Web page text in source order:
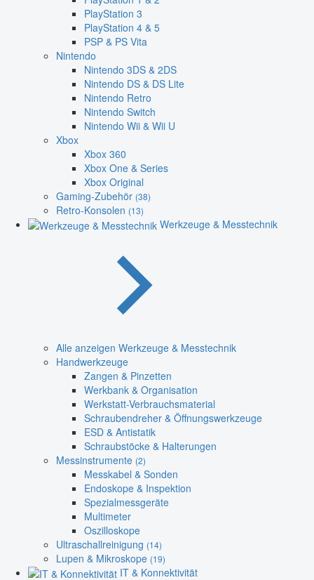
PlayStation 3
PlayStation 4 & 5
PSP & PS Vita
Nintendo
Nintendo 3DS & 2DS
Nintendo DS & DS Lite
Nintendo Retro
Nintendo Switch
Nintendo Wii & Wii U
Xbox
Xbox 360
Xbox One & Series
Xbox Original
Gaming-Zubehör (38)
Retro-Konsolen (13)
Werkzeuge & Messtechnik
Alle anzeigen Werkzeuge & Messtechnik
Handwerkzeuge
Zangen & Pinzetten
Werkbank & Organisation
Werkstatt-Verbrauchsmaterial
Schraubendreher & Öffnungswerkzeuge
ESD & Antistatik
Schraubstöcke & Halterungen
Messinstrumente (2)
Messkabel & Sonden
Endoskope & Inspektion
Spezialmessgeräte
Multimeter
Oszilloskope
Ultraschallreinigung (14)
Lupen & Mikroskope (19)
IT & Konnektivität